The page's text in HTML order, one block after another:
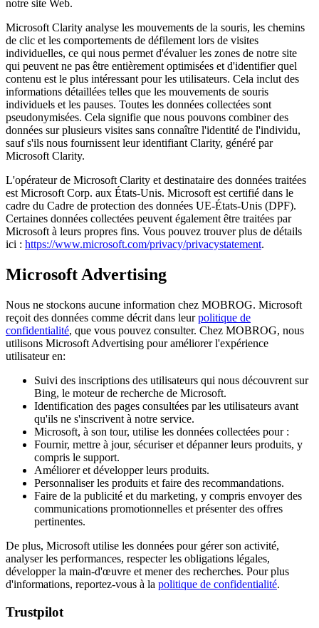
notre site Web.
Microsoft Clarity analyse les mouvements de la souris, les chemins
de clic et les comportements de défilement lors de visites
individuelles, ce qui nous permet d'évaluer les zones de notre site
qui peuvent ne pas être entièrement optimisées et d'identifier quel
contenu est le plus intéressant pour les utilisateurs. Cela inclut des
informations détaillées telles que les mouvements de souris
individuels et les pauses. Toutes les données collectées sont
pseudonymisées. Cela signifie que nous pouvons combiner des
données sur plusieurs visites sans connaître l'identité de l'individu,
sauf s'ils nous fournissent leur identifiant Clarity, généré par
Microsoft Clarity.
L'opérateur de Microsoft Clarity et destinataire des données traitées
est Microsoft Corp. aux États-Unis. Microsoft est certifié dans le
cadre du Cadre de protection des données UE-États-Unis (DPF).
Certaines données collectées peuvent également être traitées par
Microsoft à leurs propres fins. Vous pouvez trouver plus de détails
ici : https://www.microsoft.com/privacy/privacystatement.
Microsoft Advertising
Nous ne stockons aucune information chez MOBROG. Microsoft
reçoit des données comme décrit dans leurpolitique de
confidentialité, que vous pouvez consulter. Chez MOBROG, nous
utilisons Microsoft Advertising pour améliorer l'expérience
utilisateur en:
Suivi des inscriptions des utilisateurs qui nous découvrent sur
Bing, le moteur de recherche de Microsoft.
Identification des pages consultées par les utilisateurs avant
qu'ils ne s'inscrivent à notre service.
Microsoft, à son tour, utilise les données collectées pour :
Fournir, mettre à jour, sécuriser et dépanner leurs produits, y
compris le support.
Améliorer et développer leurs produits.
Personnaliser les produits et faire des recommandations.
Faire de la publicité et du marketing, y compris envoyer des
communications promotionnelles et présenter des offres
pertinentes.
De plus, Microsoft utilise les données pour gérer son activité,
analyser les performances, respecter les obligations légales,
développer la main-d'œuvre et mener des recherches. Pour plus
d'informations, reportez-vous à la politique de confidentialité.
Trustpilot